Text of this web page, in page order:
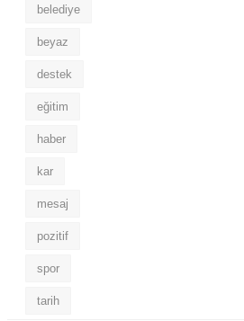
belediye
beyaz
destek
eğitim
haber
kar
mesaj
pozitif
spor
tarih